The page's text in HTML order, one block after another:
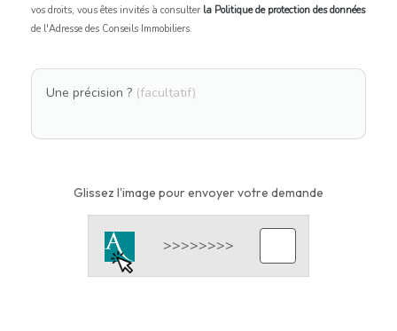
vos droits, vous êtes invités à consulter la Politique de protection des données
de l'Adresse des Conseils Immobiliers.
Une précision ? (facultatif)
Glissez l'image pour envoyer votre demande